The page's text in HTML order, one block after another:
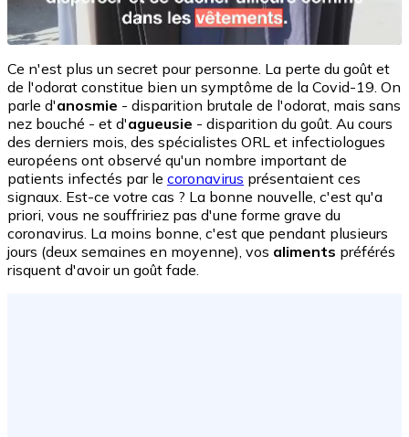
Ce n'est plus un secret pour personne. La perte du goût et
de l'odorat constitue bien un symptôme de la Covid-19. On
parle d'anosmie - disparition brutale de l'odorat, mais sans
nez bouché - et d'agueusie - disparition du goût. Au cours
des derniers mois, des spécialistes ORL et infectiologues
européens ont observé qu'un nombre important de
patients infectés par le coronavirus présentaient ces
signaux. Est-ce votre cas ? La bonne nouvelle, c'est qu'a
priori, vous ne souffririez pas d'une forme grave du
coronavirus. La moins bonne, c'est que pendant plusieurs
jours (deux semaines en moyenne), vos aliments préférés
risquent d'avoir un goût fade.